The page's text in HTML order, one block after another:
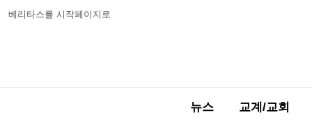
베리타스를 시작페이지로
뉴스 교계/교회